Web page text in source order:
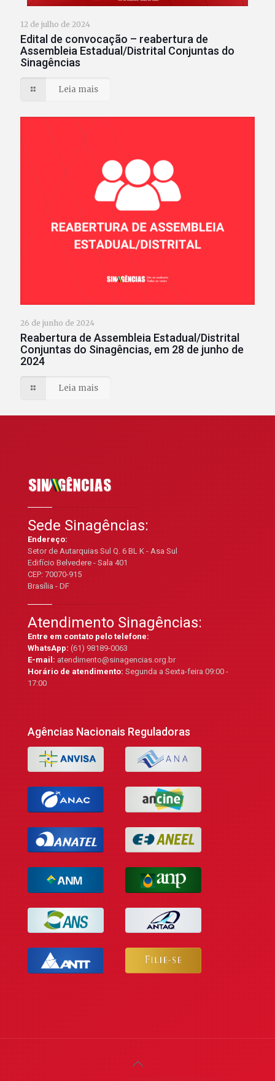
12 de julho de 2024
Edital de convocação – reabertura de
Assembleia Estadual/Distrital Conjuntas do
Sinagências
Leia mais
26 de junho de 2024
Reabertura de Assembleia Estadual/Distrital
Conjuntas do Sinagências, em 28 de junho de
2024
Leia mais
Sede Sinagências:
Endereço:
Setor de Autarquias Sul Q. 6 BL K - Asa Sul
Edifício Belvedere - Sala 401
CEP: 70070-915
Brasília - DF
Atendimento Sinagências:
Entre em contato pelo telefone:
WhatsApp:(61) 98189-0063
E-mail:atendimento@sinagencias.org.br
Horário de atendimento:Segunda a Sexta-feira 09:00 -
17:00
Agências Nacionais Reguladoras